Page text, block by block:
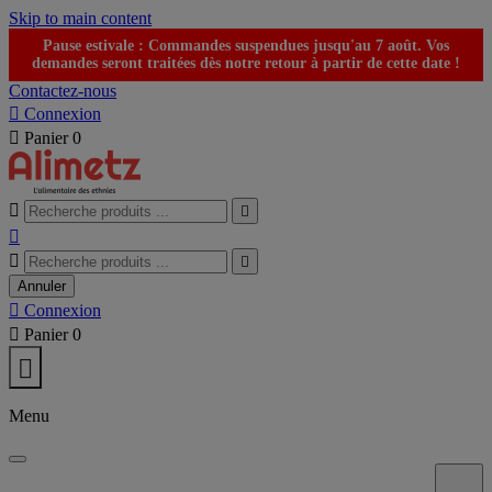
Skip to main content
Pause estivale : Commandes suspendues jusqu'au 7 août. Vos
demandes seront traitées dès notre retour à partir de cette date !
Contactez-nous
 Connexion
 Panier 0
 



Annuler
 Connexion
 Panier 0

Menu